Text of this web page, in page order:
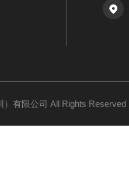
）有限公司 All Rights